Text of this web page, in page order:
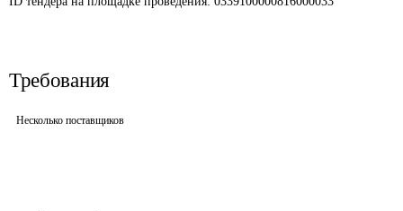
Требования
Несколько поставщиков